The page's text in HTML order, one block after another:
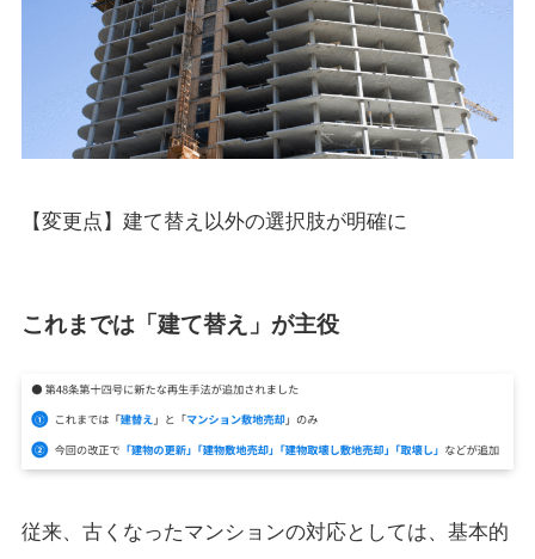
【変更点】建て替え以外の選択肢が明確に
これまでは「建て替え」が主役
従来、古くなったマンションの対応としては、基本的